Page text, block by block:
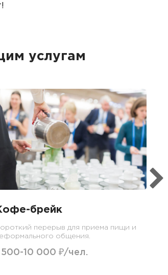
услугам
брейк
перерыв для приема пищи и
общения.
500-10 000 ₽/чел.